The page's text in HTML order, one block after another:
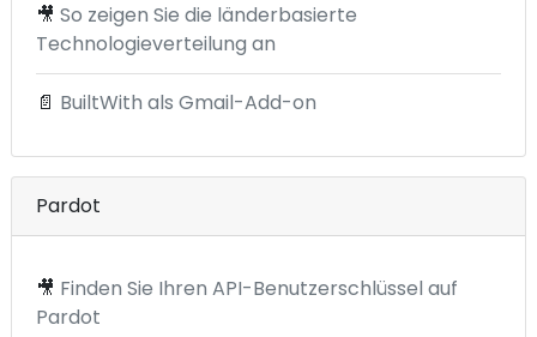
🎥 So zeigen Sie die länderbasierte
Technologieverteilung an
📄 BuiltWith als Gmail-Add-on
Pardot
🎥 Finden Sie Ihren API-Benutzerschlüssel auf
Pardot